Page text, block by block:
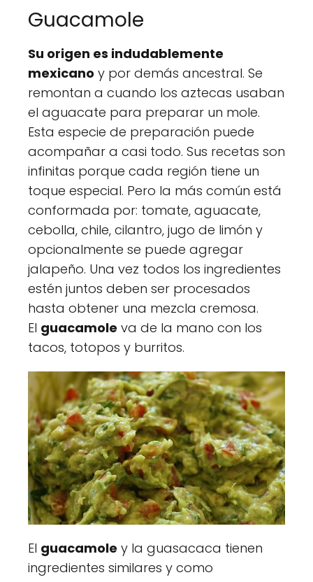
Guacamole
Su origen es indudablemente
mexicano y por demás ancestral. Se
remontan a cuando los aztecas usaban
el aguacate para preparar un mole.
Esta especie de preparación puede
acompañar a casi todo. Sus recetas son
infinitas porque cada región tiene un
toque especial. Pero la más común está
conformada por: tomate, aguacate,
cebolla, chile, cilantro, jugo de limón y
opcionalmente se puede agregar
jalapeño. Una vez todos los ingredientes
estén juntos deben ser procesados
hasta obtener una mezcla cremosa.
El guacamole va de la mano con los
tacos, totopos y burritos.
El guacamole y la guasacaca tienen
ingredientes similares y como